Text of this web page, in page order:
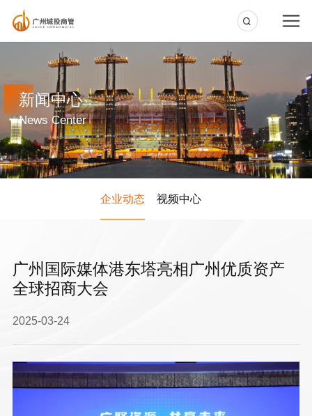
新闻中心
News Center
企业动态 视频中心
广州国际媒体港东塔亮相广州优质资产
全球招商大会
2025-03-24